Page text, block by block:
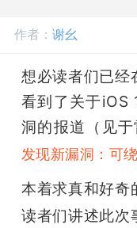
网
公
开
课
作者： 谢幺
想必读者们已经
看到了关于iOS
洞的报道（见
发现新漏洞：可
本着求真和好奇
读者们讲述此次